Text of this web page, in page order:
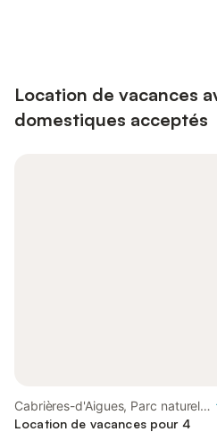
Location de vacances
domestiques acceptés
Cabrières-d'Aigues, Parc naturel
régional du Luberon
Location de vacances pour 4